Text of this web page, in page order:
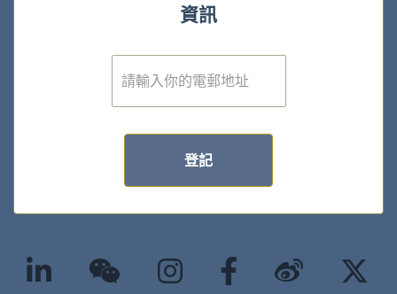
資訊
電
子
登記